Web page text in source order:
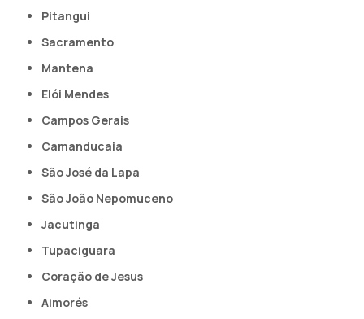
Pitangui
Sacramento
Mantena
Elói Mendes
Campos Gerais
Camanducaia
São José da Lapa
São João Nepomuceno
Jacutinga
Tupaciguara
Coração de Jesus
Aimorés